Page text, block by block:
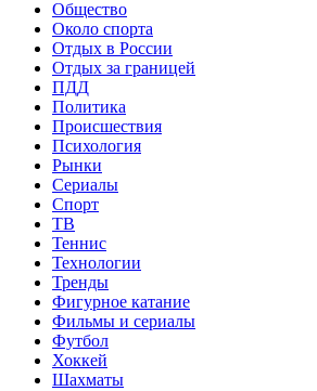
Общество
Около спорта
Отдых в России
Отдых за границей
ПДД
Политика
Происшествия
Психология
Рынки
Сериалы
Спорт
ТВ
Теннис
Технологии
Тренды
Фигурное катание
Фильмы и сериалы
Футбол
Хоккей
Шахматы